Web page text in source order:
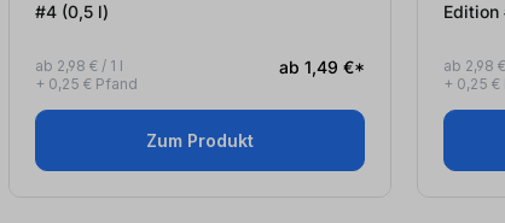
#4 (0,5 l)
ab 2,98 € / 1 l
+ 0,25 € Pfand
ab 1,49 €*
Zum Produkt
ab 2,98
+ 0,25 €